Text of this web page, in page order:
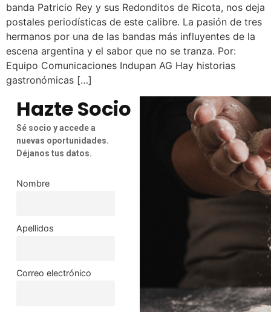
banda Patricio Rey y sus Redonditos de Ricota, nos deja
postales periodísticas de este calibre. La pasión de tres
hermanos por una de las bandas más influyentes de la
escena argentina y el sabor que no se tranza. Por:
Equipo Comunicaciones Indupan AG Hay historias
gastronómicas […]
Hazte Socio
Sé socio y accede a
nuevas oportunidades.
Déjanos tus datos.
Nombre
Apellidos
Correo electrónico